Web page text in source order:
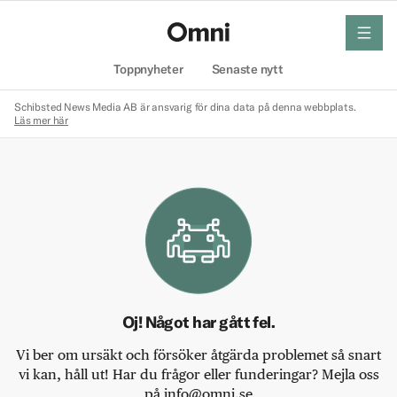
Toppnyheter Senaste nytt
meny
Schibsted News Media AB är ansvarig för dina data på denna webbplats.
Läs mer här
Oj! Något har gått fel.
Vi ber om ursäkt och försöker åtgärda problemet så snart
vi kan, håll ut! Har du frågor eller funderingar? Mejla oss